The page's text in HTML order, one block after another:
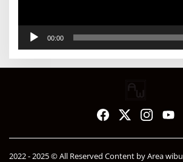
00:00
2022 - 2025 ©️ All Reserved Content by Area wibu